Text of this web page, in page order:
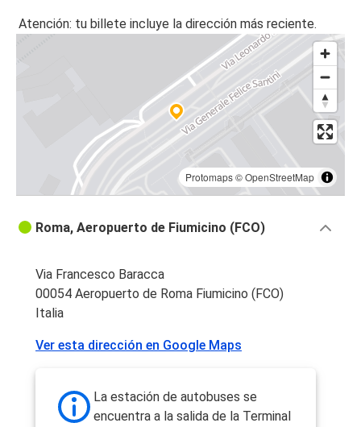
Atención: tu billete incluye la dirección más reciente.
Protomaps©OpenStreetMap
Roma, Aeropuerto de Fiumicino (FCO)
Via Francesco Baracca
00054 Aeropuerto de Roma Fiumicino (FCO)
Italia
Ver esta dirección en Google Maps
La estación de autobuses se
encuentra a la salida de la Terminal